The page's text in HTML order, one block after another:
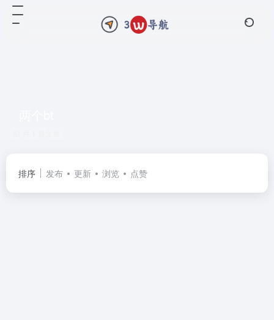
排序 发布 更新 浏览 点赞